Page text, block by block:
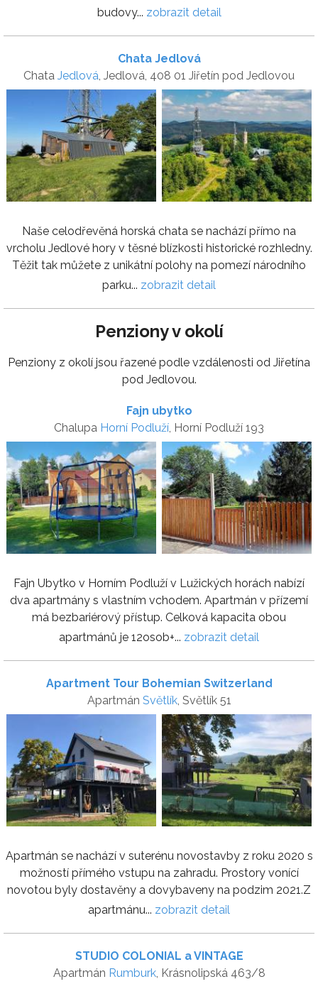
budovy... zobrazit detail
Chata Jedlová
Chata Jedlová , Jedlová, 408 01 Jiřetín pod Jedlovou
Naše celodřevěná horská chata se nachází přímo na
vrcholu Jedlové hory v těsné blízkosti historické rozhledny.
Těžit tak můžete z unikátní polohy na pomezí národního
parku... zobrazit detail
Penziony v okolí
Penziony z okolí jsou řazené podle vzdálenosti od Jiřetína
pod Jedlovou.
Fajn ubytko
Chalupa Horní Podluží , Horní Podluží 193
Fajn Ubytko v Horním Podluží v Lužických horách nabízí
dva apartmány s vlastním vchodem. Apartmán v přízemí
má bezbariérový přístup. Celková kapacita obou
apartmánů je 12osob+... zobrazit detail
Apartment Tour Bohemian Switzerland
Apartmán Světlík, Světlík 51
Apartmán se nachází v suterénu novostavby z roku 2020 s
možností přímého vstupu na zahradu. Prostory vonící
novotou byly dostavěny a dovybaveny na podzim 2021.Z
apartmánu... zobrazit detail
STUDIO COLONIAL a VINTAGE
Apartmán Rumburk, Krásnolipská 463/8